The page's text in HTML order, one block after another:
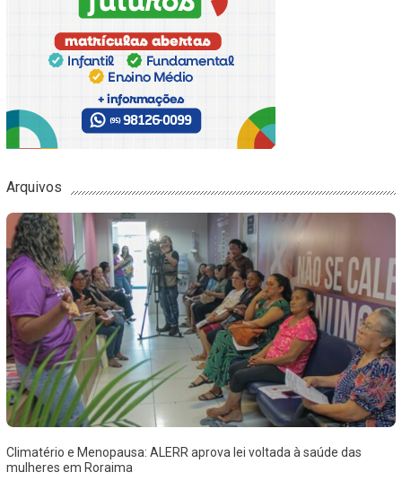
Arquivos
Climatério e Menopausa: ALERR aprova lei voltada à saúde das
mulheres em Roraima